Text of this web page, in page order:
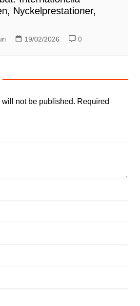
Nyckelprestationer,
19/02/2026 0
not be published. Required